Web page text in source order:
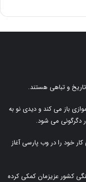
و تباهی هستند.
باز می کند و دیدی نو به
دگرگونی می شود.
خود را در وب پارسی آغاز
کشور عزیزمان کمکی کرده